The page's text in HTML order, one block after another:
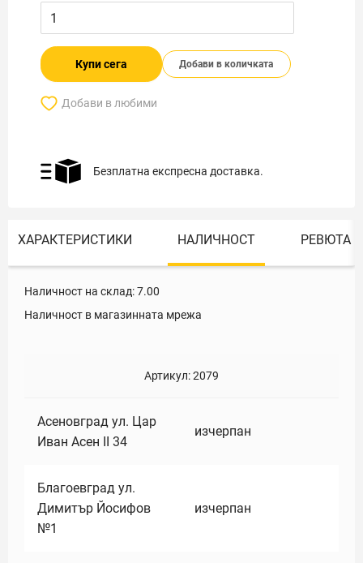
Купи сега Добави в количката
Добави в любими
Безплатна експресна доставка.
ХАРАКТЕРИСТИКИ НАЛИЧНОСТ РЕВЮТА
Наличност на склад:7.00
Наличност в магазинната мрежа
Артикул:2079
Асеновград ул. Цар
Иван Асен II 34
изчерпан
Благоевград ул.
Димитър Йосифов
№1
изчерпан